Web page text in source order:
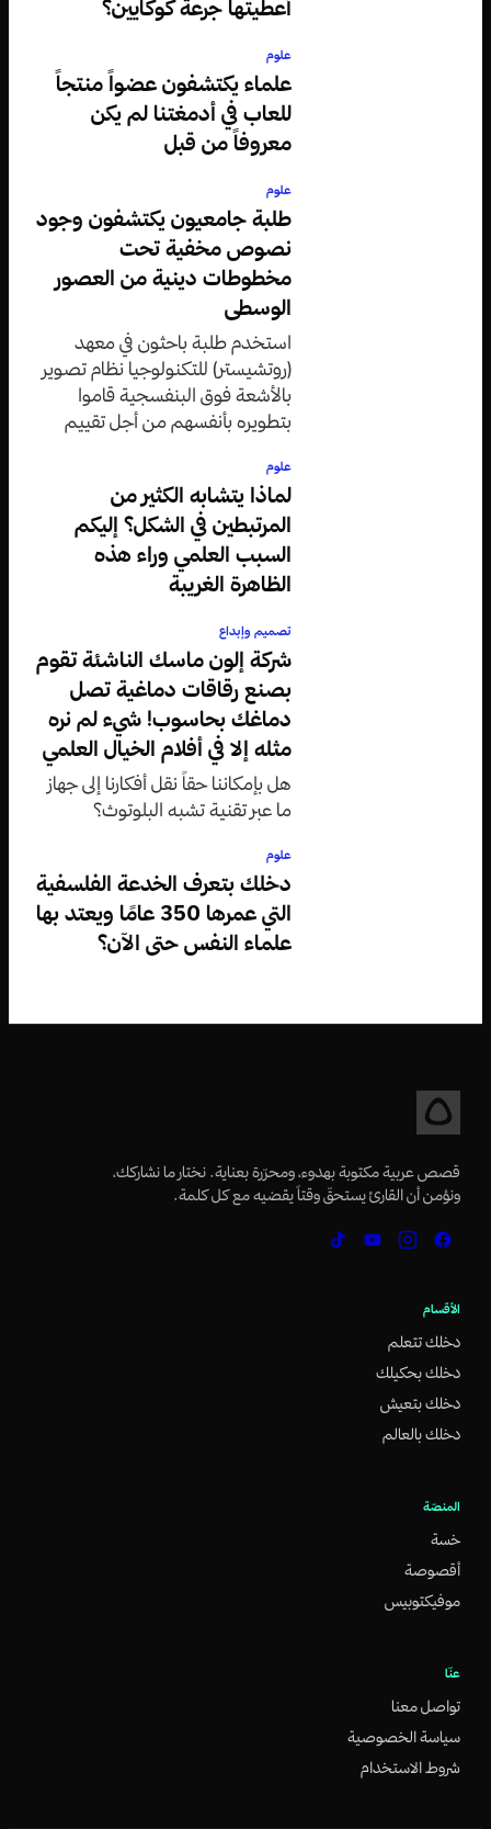
أعطيتها جرعة كوكايين؟
علوم
علماء يكتشفون عضواً منتجاً
للعاب في أدمغتنا لم يكن
معروفاً من قبل
علوم
طلبة جامعيون يكتشفون وجود
نصوص مخفية تحت
مخطوطات دينية من العصور
الوسطى
استخدم طلبة باحثون في معهد
(روتشيستر) للتكنولوجيا نظام تصوير
بالأشعة فوق البنفسجية قاموا
بتطويره بأنفسهم من أجل تقييم
علوم
لماذا يتشابه الكثير من
المرتبطين في الشكل؟ إليكم
السبب العلمي وراء هذه
الظاهرة الغريبة
تصميم وإبداع
شركة إلون ماسك الناشئة تقوم
بصنع رقاقات دماغية تصل
دماغك بحاسوب! شيء لم نره
مثله إلا في أفلام الخيال العلمي
هل بإمكاننا حقاً نقل أفكارنا إلى جهاز
ما عبر تقنية تشبه البلوتوث؟
علوم
دخلك بتعرف الخدعة الفلسفية
التي عمرها 350 عامًا ويعتد بها
علماء النفس حتى الآن؟
قصص عربية مكتوبة بهدوء، ومحرّرة بعناية. نختار ما نشاركك،
ونؤمن أن القارئ يستحقّ وقتاً يقضيه مع كل كلمة.
الأقسام
دخلك تتعلم
دخلك بحكيلك
دخلك بتعيش
دخلك بالعالم
المنصّة
خسة
أقصوصة
موفيكتوبيس
عنّا
تواصل معنا
سياسة الخصوصية
شروط الاستخدام